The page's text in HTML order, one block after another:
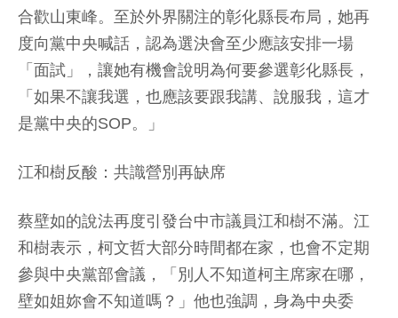
合歡山東峰。至於外界關注的彰化縣長布局，她再
度向黨中央喊話，認為選決會至少應該安排一場
「面試」，讓她有機會說明為何要參選彰化縣長，
「如果不讓我選，也應該要跟我講、說服我，這才
是黨中央的SOP。」
江和樹反酸：共識營別再缺席
蔡壁如的說法再度引發台中市議員江和樹不滿。江
和樹表示，柯文哲大部分時間都在家，也會不定期
參與中央黨部會議，「別人不知道柯主席家在哪，
壁如姐妳會不知道嗎？」他也強調，身為中央委